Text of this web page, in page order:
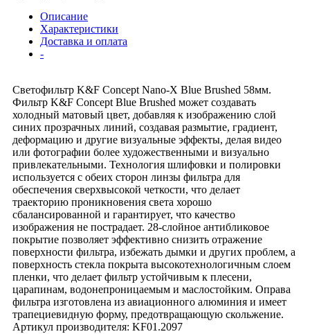
Описание
Характеристики
Доставка и оплата
-
Светофильтр K&F Concept Nano-X Blue Brushed 58мм.
Фильтр K&F Concept Blue Brushed может создавать
холодный матовый цвет, добавляя к изображению слой
синих прозрачных линий, создавая размытие, градиент,
деформацию и другие визуальные эффекты, делая видео
или фотографии более художественными и визуально
привлекательными. Технология шлифовки и полировки
используется с обеих сторон линзы фильтра для
обеспечения сверхвысокой четкости, что делает
траекторию проникновения света хорошо
сбалансированной и гарантирует, что качество
изображения не пострадает. 28-слойное антибликовое
покрытие позволяет эффективно снизить отражение
поверхности фильтра, избежать дымки и других проблем, а
поверхность стекла покрыта высокотехнологичным слоем
пленки, что делает фильтр устойчивым к плесени,
царапинам, водонепроницаемым и маслостойким. Оправа
фильтра изготовлена из авиационного алюминия и имеет
трапециевидную форму, предотвращающую скольжение.
Артикул производителя: KF01.2097